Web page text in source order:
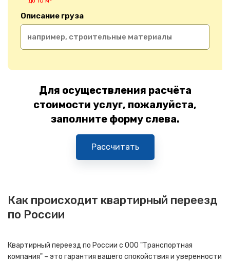
Описание груза
Для осуществления расчёта
стоимости услуг, пожалуйста,
заполните форму слева.
Рассчитать
Как происходит квартирный переезд
по России
Квартирный переезд по России с ООО "Транспортная
компания" – это гарантия вашего спокойствия и уверенности